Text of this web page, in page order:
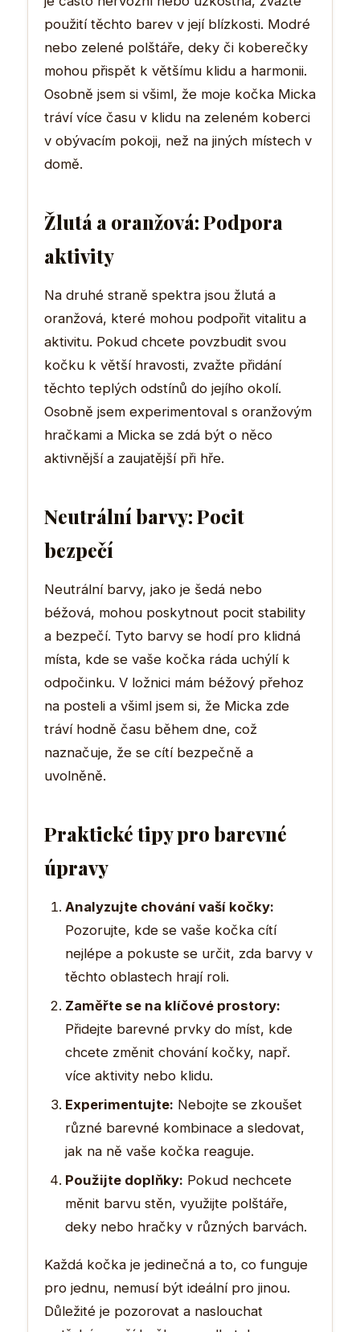
použití těchto barev v její blízkosti. Modré
nebo zelené polštáře, deky či koberečky
mohou přispět k většímu klidu a harmonii.
Osobně jsem si všiml, že moje kočka Micka
tráví více času v klidu na zeleném koberci
v obývacím pokoji, než na jiných místech v
domě.
Žlutá a oranžová: Podpora
aktivity
Na druhé straně spektra jsou žlutá a
oranžová, které mohou podpořit vitalitu a
aktivitu. Pokud chcete povzbudit svou
kočku k větší hravosti, zvažte přidání
těchto teplých odstínů do jejího okolí.
Osobně jsem experimentoval s oranžovým
hračkami a Micka se zdá být o něco
aktivnější a zaujatější při hře.
Neutrální barvy: Pocit
bezpečí
Neutrální barvy, jako je šedá nebo
béžová, mohou poskytnout pocit stability
a bezpečí. Tyto barvy se hodí pro klidná
místa, kde se vaše kočka ráda uchýlí k
odpočinku. V ložnici mám béžový přehoz
na posteli a všiml jsem si, že Micka zde
tráví hodně času během dne, což
naznačuje, že se cítí bezpečně a
uvolněně.
Praktické tipy pro barevné
úpravy
Analyzujte chování vaší kočky:
Pozorujte, kde se vaše kočka cítí
nejlépe a pokuste se určit, zda barvy v
těchto oblastech hrají roli.
Zaměřte se na klíčové prostory:
Přidejte barevné prvky do míst, kde
chcete změnit chování kočky, např.
více aktivity nebo klidu.
Experimentujte: Nebojte se zkoušet
různé barevné kombinace a sledovat,
jak na ně vaše kočka reaguje.
Použijte doplňky: Pokud nechcete
měnit barvu stěn, využijte polštáře,
deky nebo hračky v různých barvách.
Každá kočka je jedinečná a to, co funguje
pro jednu, nemusí být ideální pro jinou.
Důležité je pozorovat a naslouchat